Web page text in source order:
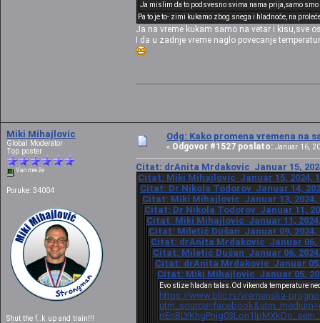
Ja mislim da to podsvesno svima nama prija,samo
Pa to je to- zimi kukamo zbog snega i hladnoće, na
Ja na vreme kukam samo na vetar i kisu,sve
I da u zadnje vreme naglo povecanje
Miki Mihajlovic
Global Moderator
Top poster
Van mreže
Poruke: 34004
Shut the f..k up and train!!!
Odg: Kako promena vremena na
« Odgovor #1527 poslato: Januar 16,
Citat: drAnita Mrdakovic Januar 15,
Citat: Miki Mihajlovic Januar 15, 2024,
Citat: Dr Nikola Todorov Januar 14,
Citat: Miki Mihajlovic Januar 13, 2024,
Citat: Dr Nikola Todorov Januar 11,
Citat: Miki Mihajlovic Januar 11,
Citat: Miletić Dušan Januar 09, 2024,
Citat: drAnita Mrdakovic Januar 06,
Citat: Miletić Dušan Januar 06,
Citat: drAnita Mrdakovic Januar 05,
Citat: Miki Mihajlovic Januar 05,
Evo stize hladan talas.Od vikenda temperature
https://www.blic.rs/vremenska-